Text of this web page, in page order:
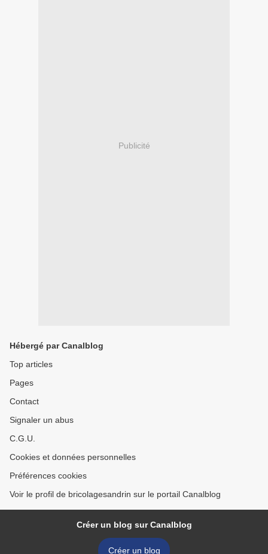
Publicité
Hébergé par Canalblog
Top articles
Pages
Contact
Signaler un abus
C.G.U.
Cookies et données personnelles
Préférences cookies
Voir le profil de bricolagesandrin sur le portail Canalblog
Créer un blog sur Canalblog
Créer un blog